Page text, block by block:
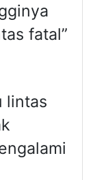
fatal”
lintas